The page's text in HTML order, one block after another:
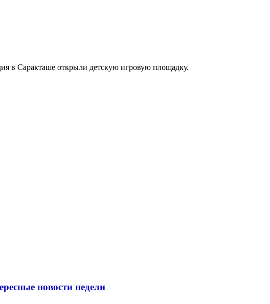
в Саракташе открыли детскую игровую площадку.
новости недели